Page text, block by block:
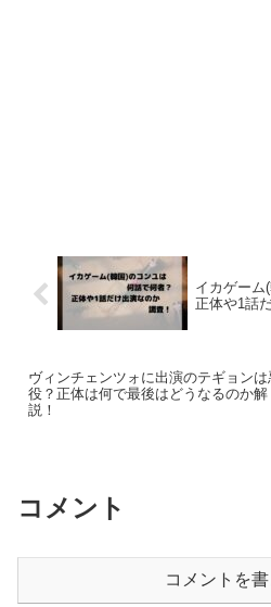
イカゲーム
正体や1話
ヴィンチェンツォに出演のテギョンは
役？正体は何で最後はどうなるのか解
説！
コメント
コメントを